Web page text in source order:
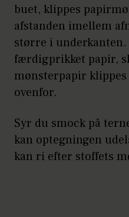
buet, klippes
afstanden imellem
større i
færdigprikket papir,
mønsterpapir klippes
ovenfor.
Syr du smock på
kan optegningen
kan ri efter stoffets